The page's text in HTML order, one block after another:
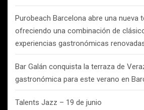
Purobeach Barcelona abre una nueva
ofreciendo una combinación de
experiencias gastronómicas
Bar Galán conquista la terraza de
gastronómica para este verano en
Talents Jazz – 19 de junio